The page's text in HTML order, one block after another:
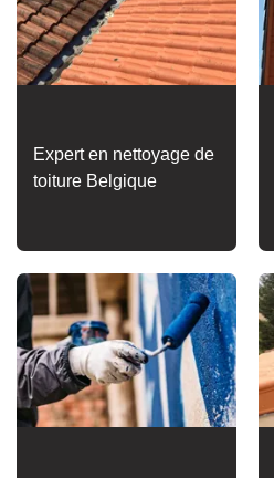
Expert en nettoyage de
toiture Belgique